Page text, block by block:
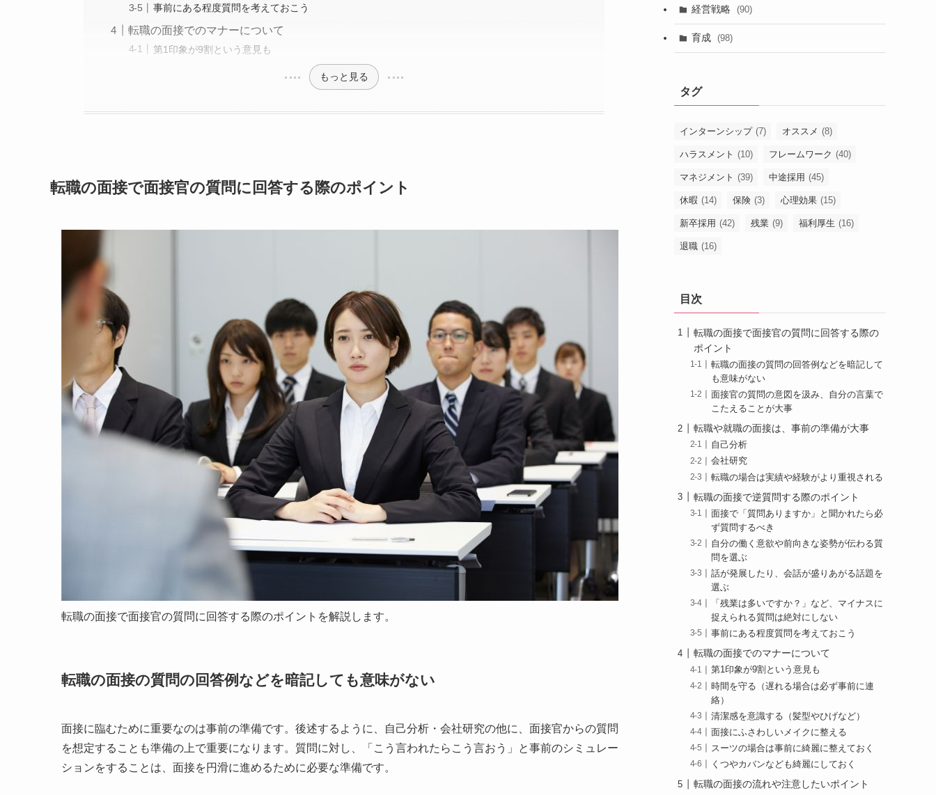
事前にある程度質問を考えておこう
転職の面接でのマナーについて
第1印象が9割という意見も
もっと見る
転職の面接で面接官の質問に回答する際のポイント
転職の面接で面接官の質問に回答する際のポイントを解説します。
転職の面接の質問の回答例などを暗記しても意味がない
面接に臨むために重要なのは事前の準備です。後述するように、自己分析・会社研究の他に、面接官からの質問
を想定することも準備の上で重要になります。質問に対し、「こう言われたらこう言おう」と事前のシミュレー
ションをすることは、面接を円滑に進めるために必要な準備です。
経営戦略 (90)
育成 (98)
タグ
インターンシップ (7) オススメ (8)
ハラスメント (10) フレームワーク (40)
マネジメント (39) 中途採用 (45)
休暇 (14) 保険 (3) 心理効果 (15)
新卒採用 (42) 残業 (9) 福利厚生 (16)
退職 (16)
目次
転職の面接で面接官の質問に回答する際の
ポイント
転職の面接の質問の回答例などを暗記して
も意味がない
面接官の質問の意図を汲み、自分の言葉で
こたえることが大事
転職や就職の面接は、事前の準備が大事
自己分析
会社研究
転職の場合は実績や経験がより重視される
転職の面接で逆質問する際のポイント
面接で「質問ありますか」と聞かれたら必
ず質問するべき
自分の働く意欲や前向きな姿勢が伝わる質
問を選ぶ
話が発展したり、会話が盛りあがる話題を
選ぶ
「残業は多いですか？」など、マイナスに
捉えられる質問は絶対にしない
事前にある程度質問を考えておこう
転職の面接でのマナーについて
第1印象が9割という意見も
時間を守る（遅れる場合は必ず事前に連
絡）
清潔感を意識する（髪型やひげなど）
面接にふさわしいメイクに整える
スーツの場合は事前に綺麗に整えておく
くつやカバンなども綺麗にしておく
転職の面接の流れや注意したいポイント